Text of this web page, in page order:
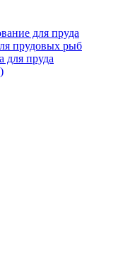
для пруда
прудовых рыб
для пруда